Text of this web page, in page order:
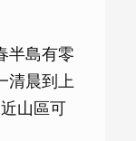
半島有零
清晨到上
山區可